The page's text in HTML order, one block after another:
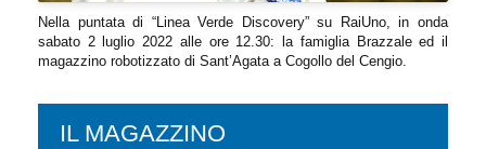
Nella puntata di “Linea Verde Discovery” su RaiUno, in onda
sabato 2 luglio 2022 alle ore 12.30: la famiglia Brazzale ed il
magazzino robotizzato di Sant’Agata a Cogollo del Cengio.
IL MAGAZZINO